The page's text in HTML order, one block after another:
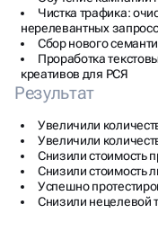
Чистка трафика:
нерелевантных
Сбор нового
Проработка
креативов для РСЯ
Результат
Увеличили
Увеличили
Снизили стоимость
Снизили стоимость
Успешно
Снизили нецелевой